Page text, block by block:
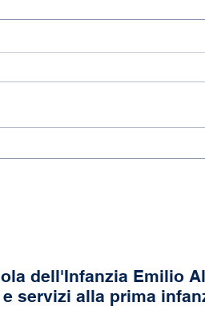
dell'Infanzia Emilio
servizi alla prima